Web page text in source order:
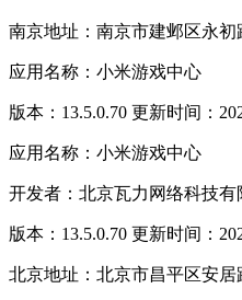
南京地址：南京市建邺区永初
应用名称：小米游戏中心
版本：13.5.0.70 更新时间：
应用名称：小米游戏中心
开发者：北京瓦力网络科技有
版本：13.5.0.70 更新时间：
北京地址：北京市昌平区安居